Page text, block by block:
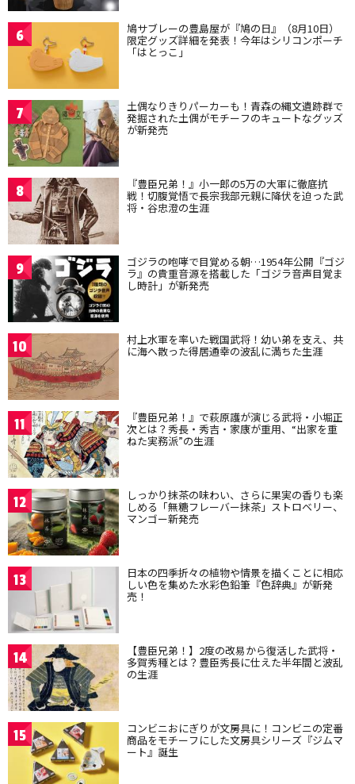
6 鳩サブレーの豊島屋が『鳩の日』（8月10日）
限定グッズ詳細を発表！今年はシリコンポーチ
「はとっこ」
7 土偶なりきりパーカーも！青森の縄文遺跡群で
発掘された土偶がモチーフのキュートなグッズ
が新発売
8 『豊臣兄弟！』小一郎の5万の大軍に徹底抗
戦！切腹覚悟で長宗我部元親に降伏を迫った武
将・谷忠澄の生涯
9 ゴジラの咆哮で目覚める朝…1954年公開『ゴジ
ラ』の貴重音源を搭載した「ゴジラ音声目覚ま
し時計」が新発売
10 村上水軍を率いた戦国武将！幼い弟を支え、共
に海へ散った得居通幸の波乱に満ちた生涯
11 『豊臣兄弟！』で萩原護が演じる武将・小堀正
次とは？秀長・秀吉・家康が重用、“出家を重
ねた実務派”の生涯
12 しっかり抹茶の味わい、さらに果実の香りも楽
しめる「無糖フレーバー抹茶」ストロベリー、
マンゴー新発売
13 日本の四季折々の植物や情景を描くことに相応
しい色を集めた水彩色鉛筆『色辞典』が新発
売！
14 【豊臣兄弟！】2度の改易から復活した武将・
多賀秀種とは？豊臣秀長に仕えた半年間と波乱
の生涯
15 コンビニおにぎりが文房具に！コンビニの定番
商品をモチーフにした文房具シリーズ『ジムマ
ート』誕生